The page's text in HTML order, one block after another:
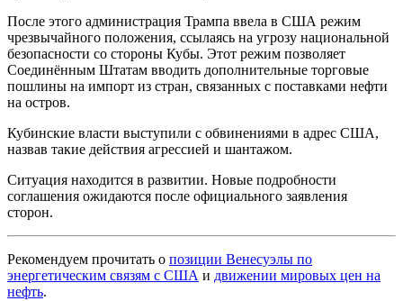
После этого администрация Трампа ввела в США режим
чрезвычайного положения, ссылаясь на угрозу национальной
безопасности со стороны Кубы. Этот режим позволяет
Соединённым Штатам вводить дополнительные торговые
пошлины на импорт из стран, связанных с поставками нефти
на остров.
Кубинские власти выступили с обвинениями в адрес США,
назвав такие действия агрессией и шантажом.
Ситуация находится в развитии. Новые подробности
соглашения ожидаются после официального заявления
сторон.
Рекомендуем прочитать о позиции Венесуэлы по
энергетическим связям с США и движении мировых цен на
нефть.